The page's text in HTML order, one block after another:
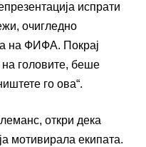
испрати
очигледно
на ФИФА. Покрај
головите, беше
го ова“.
откри дека
мотивирала екипата.